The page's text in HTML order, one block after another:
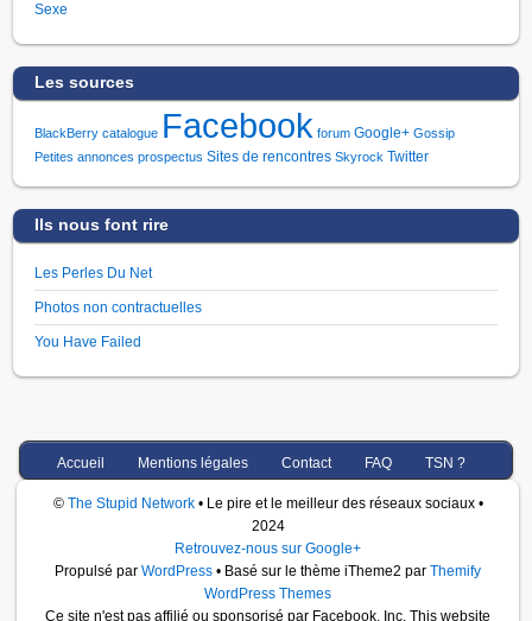
Sexe
Les sources
BlackBerry catalogue Facebook forum Google+ Gossip
Petites annonces prospectus Sites de rencontres Skyrock Twitter
Ils nous font rire
Les Perles Du Net
Photos non contractuelles
You Have Failed
Accueil Mentions légales Contact FAQ TSN ?
© The Stupid Network• Le pire et le meilleur des réseaux sociaux •
2024
Retrouvez-nous sur Google+
Propulsé par WordPress • Basé sur le thème iTheme2 par Themify
WordPress Themes
Ce site n'est pas affilié ou sponsorisé par Facebook, Inc. This website